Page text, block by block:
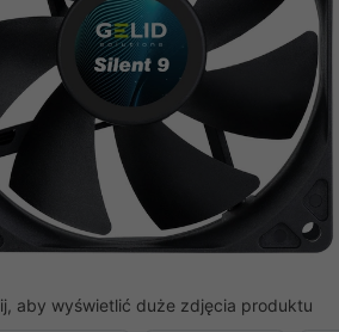
aby wyświetlić duże zdjęcia produktu